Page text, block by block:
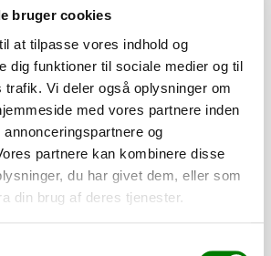
bruger cookies
at tilpasse vores indhold og
dig funktioner til sociale medier og til
Vi deler også oplysninger om
med vores partnere inden
og
partnere kan kombinere disse
du har givet dem, eller som
din brug af deres tjenester.